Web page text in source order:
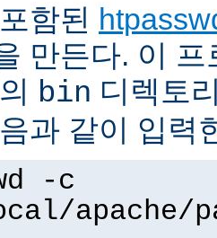
함된
만든다. 이
bin 디렉토
과 같이 입력
-c
apache/